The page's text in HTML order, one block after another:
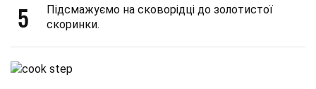
5
Підсмажуємо на сковорідці до золотистої
скоринки.